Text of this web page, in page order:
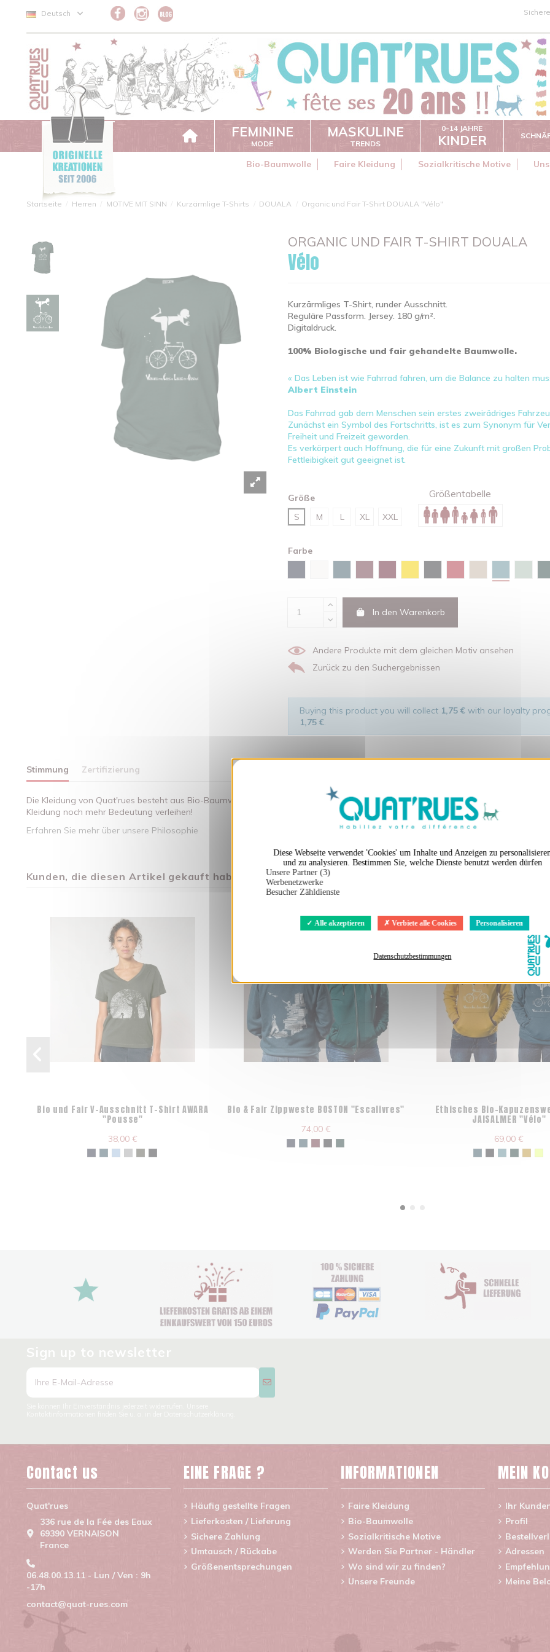
Diese Webseite verwendet 'Cookies' um Inhalte und Anzeigen zu
und zu analysieren. Bestimmen Sie, welche Dienste benutzt werden dürfen
Unsere Partner (3)
Werbenetzwerke
Besucher Zähldienste
Alle akzeptieren Verbiete alle Cookies Personalisieren
Datenschutzbestimmungen
Deutsch
FEMININE
MODE
MASKULINE
TRENDS
0-14 JAHRE
KINDER
Bio-Baumwolle Faire Kleidung Sozialkritische Motive
Startseite Herren MOTIVE MIT SINN Kurzärmlige T-Shirts DOUALA Organic und Fair T-Shirt DOUALA "Vélo"
ORGANIC UND FAIR T-SHIRT DOUALA
Vélo
Kurzärmliges T-Shirt, runder Ausschnitt.
Reguläre Passform. Jersey. 180 g/m².
Digitaldruck.
100% Biologische und fair gehandelte Baumwolle.
« Das Leben ist wie Fahrrad fahren, um die Balance zu halten
Albert Einstein
Das Fahrrad gab dem Menschen sein erstes zweirädriges
Zunächst ein Symbol des Fortschritts, ist es zum Synonym für
Freiheit und Freizeit geworden.
Es verkörpert auch Hoffnung, die für eine Zukunft mit großen
Fettleibigkeit gut geeignet ist.
Größe
S
M L XL XXL
Größentabelle
Farbe
In den Warenkorb
Andere Produkte mit dem gleichen Motiv ansehen
Zurück zu den Suchergebnissen
Buying this product you will collect 1,75 €with our loyalty
1,75 €.
Stimmung Zertifizierung
Die Kleidung von Quat'rues besteht aus Bio-Baumwolle, die mit Respekt den Menschen und ihrer Umwelt gegenüber hergestellt
Kleidung noch mehr Bedeutung verleihen!
Erfahren Sie mehr über unsere Philosophie
Kunden, die diesen Artikel gekauft haben, kauften auch ...
Bio und Fair V-Ausschnitt T-Shirt AWARA
"Pousse"
38,00 €
Bio & Fair Zippweste BOSTON "Escalivres"
74,00 €
Ethisches Bio-
JAISALMER "Vélo"
69,00 €
Contact us
Quat'rues
336 rue de la Fée des Eaux
69390 VERNAISON
France
06.48.00.13.11 - Lun / Ven : 9h
-17h
contact@quat-rues.com
EINE FRAGE ?
Häufig gestellte Fragen
Lieferkosten / Lieferung
Sichere Zahlung
Umtausch / Rückabe
Größenentsprechungen
INFORMATIONEN
Faire Kleidung
Bio-Baumwolle
Sozialkritische Motive
Werden Sie Partner - Händler
Wo sind wir zu finden?
Unsere Freunde
MEIN
Ihr
Profil
Adressen
Meine